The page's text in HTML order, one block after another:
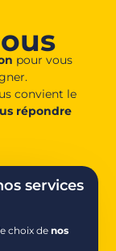
pour vous
convient le
répondre
services
choix de nos